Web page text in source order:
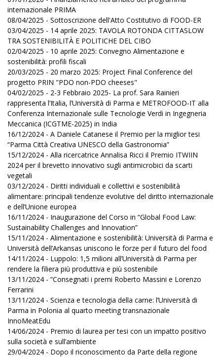
internazionale PRIMA
08/04/2025 - Sottoscrizione dell'Atto Costitutivo di FOOD-ER
03/04/2025 - 14 aprile 2025: TAVOLA ROTONDA CITTASLOW
TRA SOSTENIBILITÀ E POLITICHE DEL CIBO
02/04/2025 - 10 aprile 2025: Convegno Alimentazione e
sostenibilità: profili fiscali
20/03/2025 - 20 marzo 2025: Project Final Conference del
progetto PRIN "PDO non-PDO cheeses"
04/02/2025 - 2-3 Febbraio 2025- La prof. Sara Rainieri
rappresenta l’Italia, l’Università di Parma e METROFOOD-IT alla
Conferenza Internazionale sulle Tecnologie Verdi in Ingegneria
Meccanica (ICGTME-2025) in India
16/12/2024 - A Daniele Catanese il Premio per la miglior tesi
“Parma Città Creativa UNESCO della Gastronomia”
15/12/2024 - Alla ricercatrice Annalisa Ricci il Premio ITWIIN
2024 per il brevetto innovativo sugli antimicrobici da scarti
vegetali
03/12/2024 - Diritti individuali e collettivi e sostenibilità
alimentare: principali tendenze evolutive del diritto internazionale
e dell’Unione europea
16/11/2024 - Inaugurazione del Corso in “Global Food Law:
Sustainability Challenges and Innovation”
15/11/2024 - Alimentazione e sostenibilità: Università di Parma e
Università dell’Arkansas uniscono le forze per il futuro del food
14/11/2024 - Luppolo: 1,5 milioni all’Università di Parma per
rendere la filiera più produttiva e più sostenibile
13/11/2024 - “Consegnati i premi Roberto Massini e Lorenzo
Ferrarini
13/11/2024 - Scienza e tecnologia della carne: l’Università di
Parma in Polonia al quarto meeting transnazionale
InnoMeatEdu
14/06/2024 - Premio di laurea per tesi con un impatto positivo
sulla società e sull’ambiente
29/04/2024 - Dopo il riconoscimento da Parte della regione